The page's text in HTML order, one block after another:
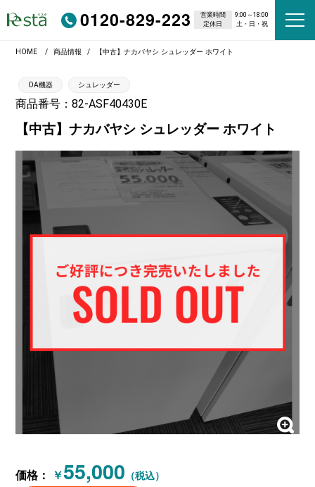
0120-829-223 営業時間
9:00～18:00
定休日
土・日・祝
HOME 商品情報 【中古】ナカバヤシ シュレッダー ホワイト
OA機器 シュレッダー
商品番号：82-ASF40430E
【中古】ナカバヤシ シュレッダー ホワイト
価格： ￥55,000 （税込）